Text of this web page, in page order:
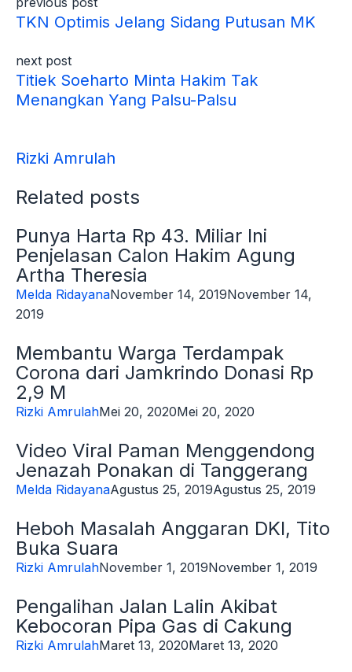
TKN Optimis Jelang Sidang Putusan MK
next post
Titiek Soeharto Minta Hakim Tak
Menangkan Yang Palsu-Palsu
Rizki Amrulah
Related posts
Punya Harta Rp 43. Miliar Ini
Penjelasan Calon Hakim Agung
Artha Theresia
Melda RidayanaNovember 14, 2019November 14,
2019
Membantu Warga Terdampak
Corona dari Jamkrindo Donasi Rp
2,9 M
Rizki AmrulahMei 20, 2020Mei 20, 2020
Video Viral Paman Menggendong
Jenazah Ponakan di Tanggerang
Melda RidayanaAgustus 25, 2019Agustus 25, 2019
Heboh Masalah Anggaran DKI, Tito
Buka Suara
Rizki AmrulahNovember 1, 2019November 1, 2019
Pengalihan Jalan Lalin Akibat
Kebocoran Pipa Gas di Cakung
Rizki AmrulahMaret 13, 2020Maret 13, 2020